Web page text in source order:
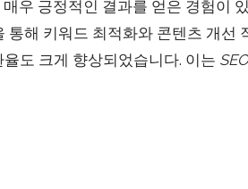
우 긍정적인 결과를 얻은 경험이
해 키워드 최적화와 콘텐츠 개선
도 크게 향상되었습니다. 이는